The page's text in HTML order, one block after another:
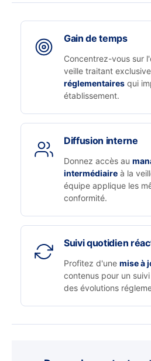
Gain de temps
Concentrez-vous sur
veille traitant
réglementaires qui
établissement.
Diffusion interne
Donnez accès au
intermédiaire à la
équipe applique les
conformité.
Suivi quotidien
Profitez d'une mise à
contenus pour un
des évolutions